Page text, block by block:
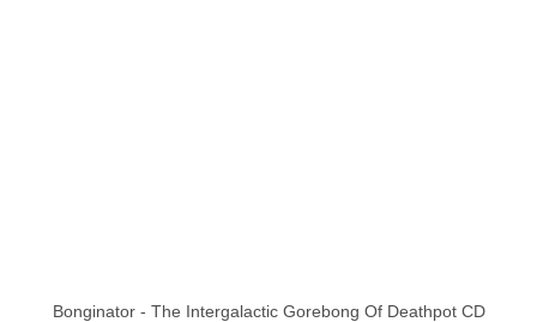
Bonginator - The Intergalactic Gorebong Of Deathpot CD